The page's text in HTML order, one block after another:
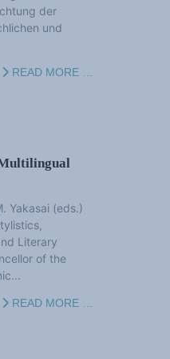
der
und
READ MORE …
Yakasai (eds.)
Literary
of the
READ MORE …